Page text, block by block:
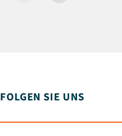
FOLGEN SIE UNS